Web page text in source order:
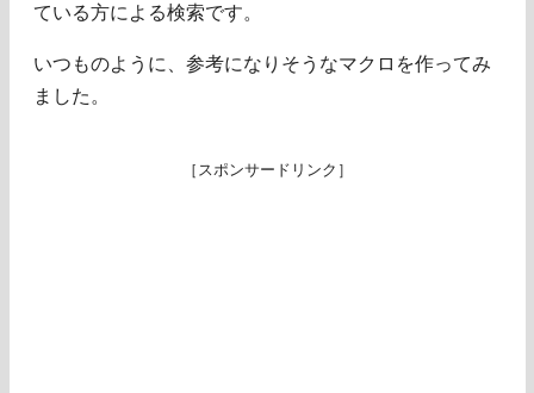
ている方による検索です。
いつものように、参考になりそうなマクロを作ってみ
ました。
［スポンサードリンク］